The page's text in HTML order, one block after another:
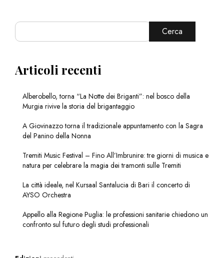
Cerca
Articoli recenti
Alberobello, torna “La Notte dei Briganti”: nel bosco della
Murgia rivive la storia del brigantaggio
A Giovinazzo torna il tradizionale appuntamento con la Sagra
del Panino della Nonna
Tremiti Music Festival – Fino All’Imbrunire: tre giorni di musica e
natura per celebrare la magia dei tramonti sulle Tremiti
La città ideale, nel Kursaal Santalucia di Bari il concerto di
AYSO Orchestra
Appello alla Regione Puglia: le professioni sanitarie chiedono un
confronto sul futuro degli studi professionali